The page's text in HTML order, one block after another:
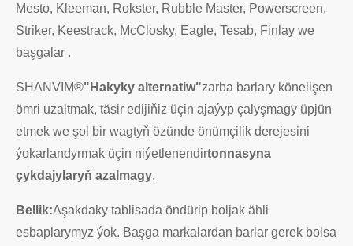
Mesto, Kleeman, Rokster, Rubble Master, Powerscreen,
Striker, Keestrack, McClosky, Eagle, Tesab, Finlay we
başgalar .
SHANVIM®"Hakyky alternatiw"zarba barlary könelişen
ömri uzaltmak, täsir edijiňiz üçin ajaýyp çalyşmagy üpjün
etmek we şol bir wagtyň özünde önümçilik derejesini
ýokarlandyrmak üçin niýetlenendirtonnasyna
çykdajylaryň azalmagy.
Bellik:Aşakdaky tablisada öndürip boljak ähli
esbaplarymyz ýok. Başga markalardan barlar gerek bolsa